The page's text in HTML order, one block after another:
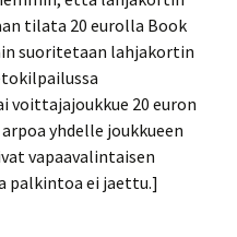
tilata 20 eurolla Book
suoritetaan lahjakortin
voittajajoukkue 20 euron
yhdelle joukkueen
vapaavalintaisen
palkintoa ei jaettu.]